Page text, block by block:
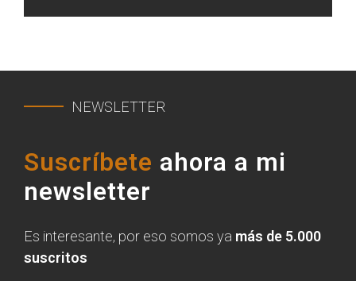
NEWSLETTER
Suscríbete ahora a mi
newsletter
Es interesante, por eso somos ya más de 5.000
suscritos